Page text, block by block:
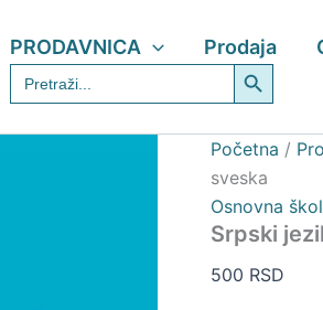
PRODAVNICA Prodaja
Search
for:
Search Button
Početna /
sveska
Osnovna
Srpski
500 RSD
7
sveska